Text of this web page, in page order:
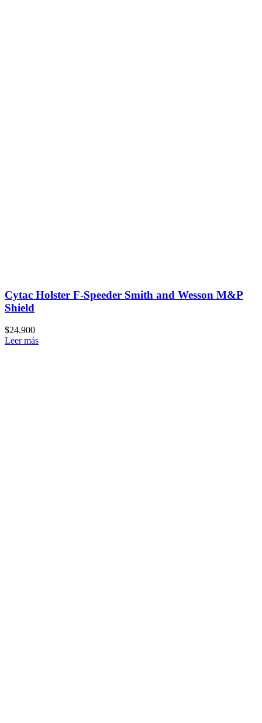
Cytac Holster F-Speeder Smith and Wesson M&P
Shield
$24.900
Leer más